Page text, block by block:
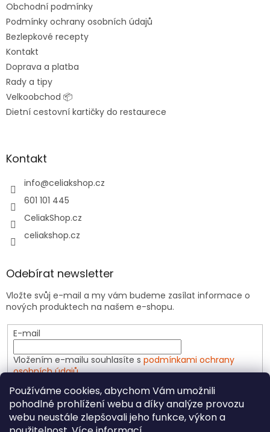
Používáme cookies, abychom Vám umožnili
pohodlné prohlížení webu a díky analýze provozu
webu neustále zlepšovali jeho funkce, výkon a
Obchodní podmínky
Podmínky ochrany osobních údajů
Bezlepkové recepty
Kontakt
Doprava a platba
Rady a tipy
Velkoobchod 📦
Dietní cestovní kartičky do restaurece
Kontakt
info@celiakshop.cz
601 101 445
CeliakShop.cz
celiakshop.cz
Odebírat newsletter
Vložte svůj e-mail a my vám budeme zasílat informace o
nových produktech na našem e-shopu.
E-mail
Vložením e-mailu souhlasíte s podmínkami ochrany
osobních údajů
PŘIHLÁSIT SE